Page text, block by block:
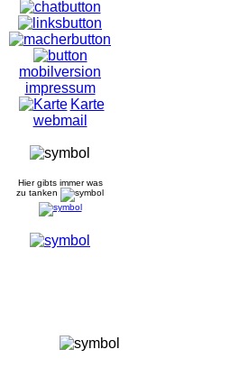
mobilversion
impressum
Karte
webmail
Hier gibts immer was
zu tanken